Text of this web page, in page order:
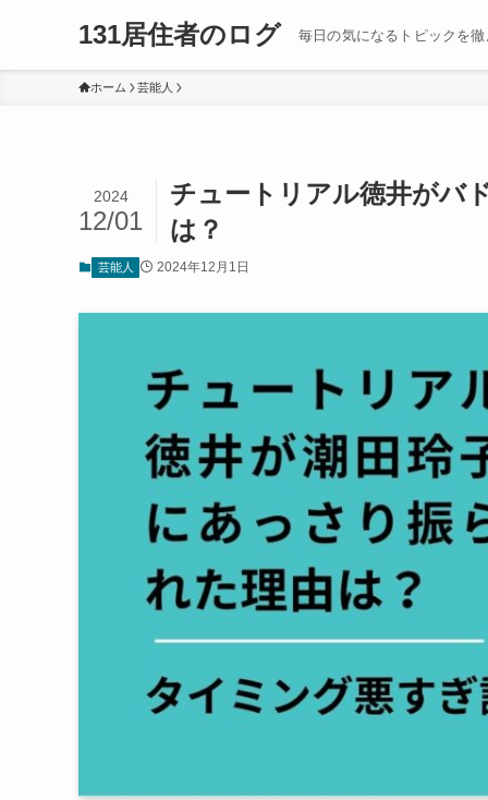
131居住者のログ 毎日の気になるトピックを
ホーム 芸能人
チュートリアル徳井がバ
は？
2024
12/01
芸能人 2024年12月1日